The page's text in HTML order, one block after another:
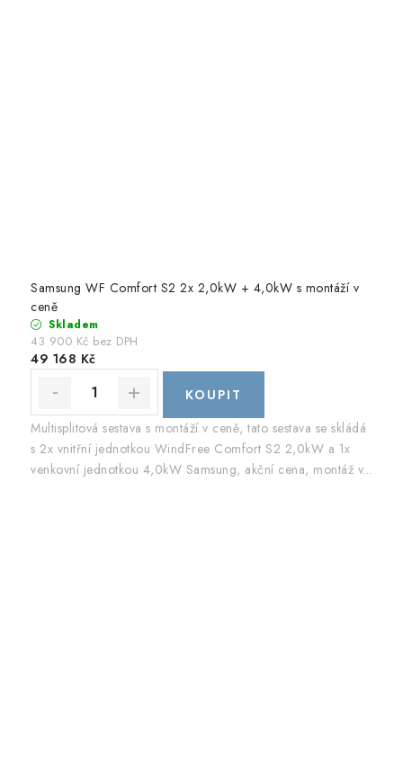
Samsung WF Comfort S2 2x 2,0kW + 4,0kW s montáží v
ceně
Skladem
43 900 Kč bez DPH
49 168 Kč
Multisplitová sestava s montáží v ceně, tato sestava se skládá
s 2x vnitřní jednotkou WindFree Comfort S2 2,0kW a 1x
venkovní jednotkou 4,0kW Samsung, akční cena, montáž v...